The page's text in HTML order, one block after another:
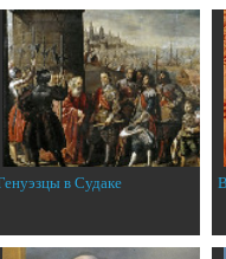
в Судаке